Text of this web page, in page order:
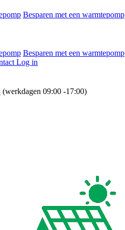
Besparen met een warmtepomp
Besparen met een warmtepomp
Log in
(werkdagen 09:00 -17:00)